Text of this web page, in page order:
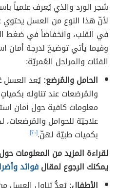
لأنّ هذا النوع من العسل
في القلب، وانخفاضاً في ضغط
وفيما يأتي توضيحٌ لدرجة
الفئات والمراحل العُمريّة:
الحامل والمُرضع:يُعد العسل
والمُرضعات عند تناوله
معلومات كافية حول أمان
علاجيّة للحوامل
بكميات طبيّة لهنّ.[٢٠]
لقراءة المزيد من المعلومات
يمكنك الرجوع لمقالفوائد